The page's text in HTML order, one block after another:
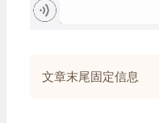
文章末尾固定信息